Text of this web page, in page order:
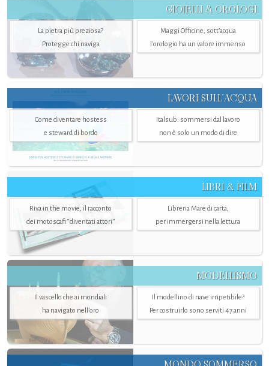
GIOIELLI & OROLOGI
La pietra più preziosa?
Protegge chi naviga
Maggi Officine, sott’acqua
l'orologio ha un valore immenso
LAVORI SULL’ACQUA
Come diventare hostess
e steward di bordo
Italsub: sommersi dal lavoro
non è solo un modo di dire
LIBRI & FILM
Riva in the movie, il racconto
dei motoscafi “diventati attori”
Libreria Mare di carta,
per immergersi nella lettura
MODELLISMO
Il vascello che ai mondiali
ha navigato nell’oro
Il modellino di nave irripetibile?
Per costruirlo sono serviti 47 anni